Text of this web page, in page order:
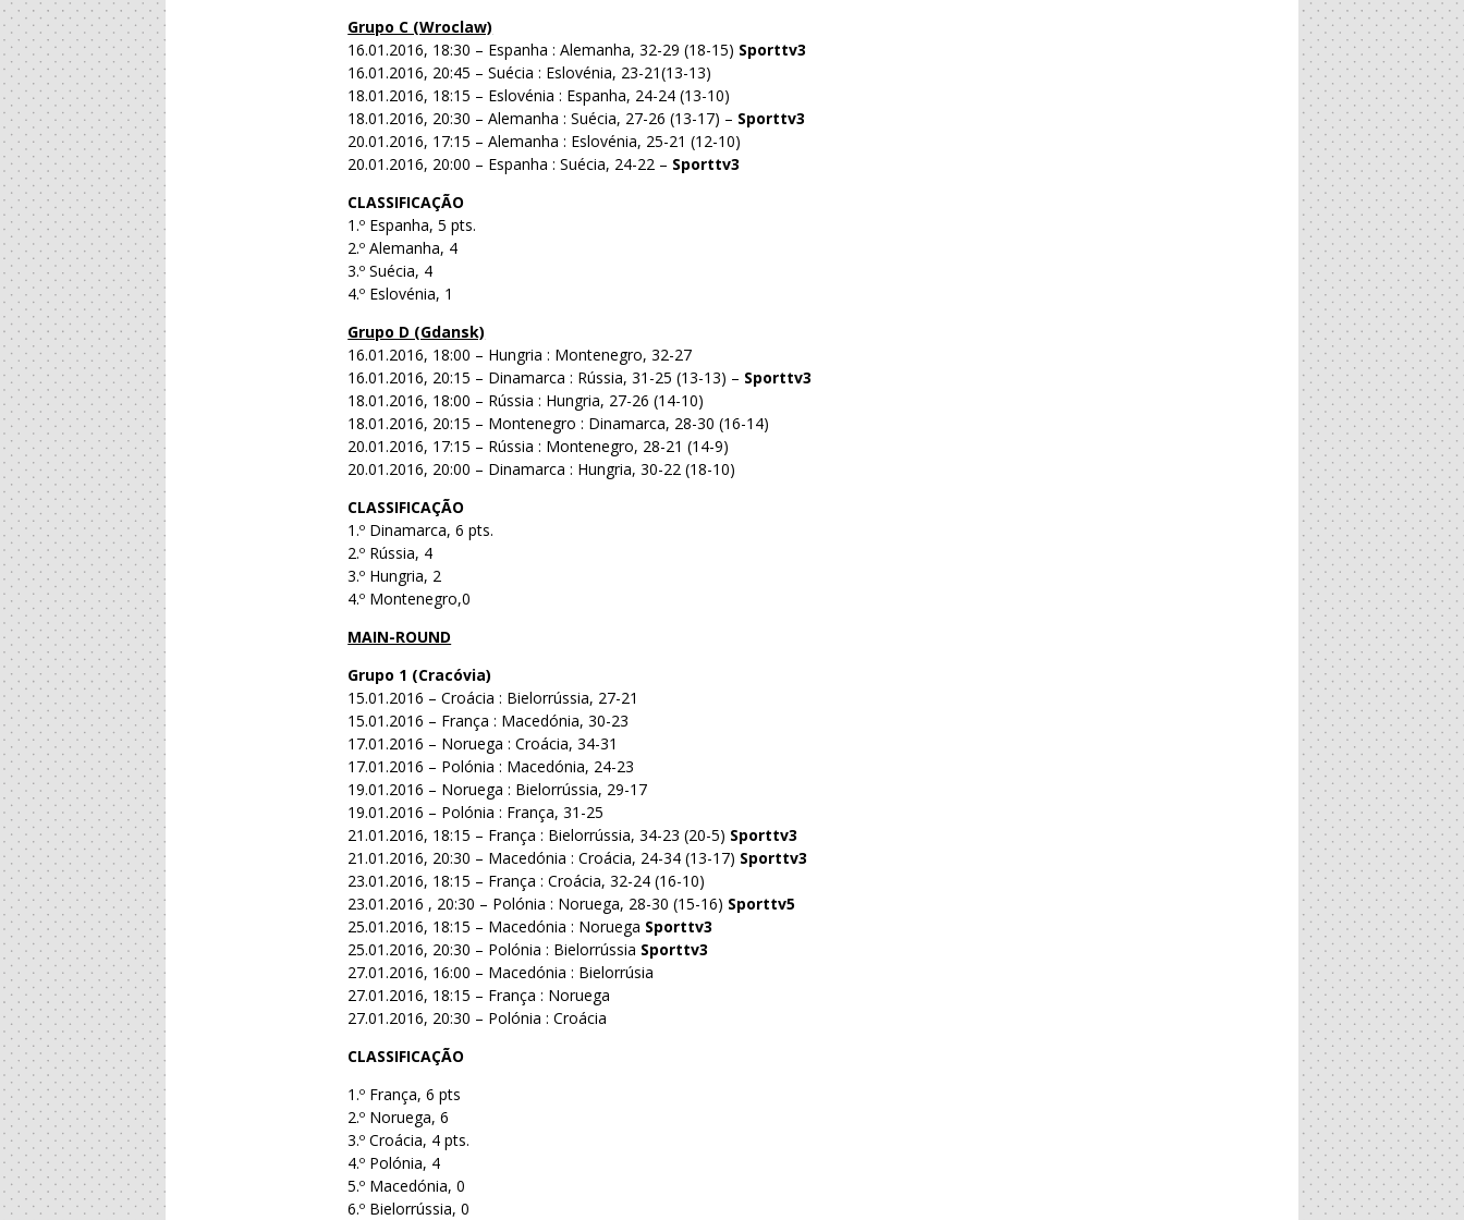
Grupo C (Wroclaw)
16.01.2016, 18:30 – Espanha : Alemanha, 32-29 (18-15) Sporttv3
16.01.2016, 20:45 – Suécia : Eslovénia, 23-21(13-13)
18.01.2016, 18:15 – Eslovénia : Espanha, 24-24 (13-10)
18.01.2016, 20:30 – Alemanha : Suécia, 27-26 (13-17) – Sporttv3
20.01.2016, 17:15 – Alemanha : Eslovénia, 25-21 (12-10)
20.01.2016, 20:00 – Espanha : Suécia, 24-22 – Sporttv3
CLASSIFICAÇÃO
1.º Espanha, 5 pts.
2.º Alemanha, 4
3.º Suécia, 4
4.º Eslovénia, 1
Grupo D (Gdansk)
16.01.2016, 18:00 – Hungria : Montenegro, 32-27
16.01.2016, 20:15 – Dinamarca : Rússia, 31-25 (13-13) – Sporttv3
18.01.2016, 18:00 – Rússia : Hungria, 27-26 (14-10)
18.01.2016, 20:15 – Montenegro : Dinamarca, 28-30 (16-14)
20.01.2016, 17:15 – Rússia : Montenegro, 28-21 (14-9)
20.01.2016, 20:00 – Dinamarca : Hungria, 30-22 (18-10)
CLASSIFICAÇÃO
1.º Dinamarca, 6 pts.
2.º Rússia, 4
3.º Hungria, 2
4.º Montenegro,0
MAIN-ROUND
Grupo 1 (Cracóvia)
15.01.2016 – Croácia : Bielorrússia, 27-21
15.01.2016 – França : Macedónia, 30-23
17.01.2016 – Noruega : Croácia, 34-31
17.01.2016 – Polónia : Macedónia, 24-23
19.01.2016 – Noruega : Bielorrússia, 29-17
19.01.2016 – Polónia : França, 31-25
21.01.2016, 18:15 – França : Bielorrússia, 34-23 (20-5) Sporttv3
21.01.2016, 20:30 – Macedónia : Croácia, 24-34 (13-17) Sporttv3
23.01.2016, 18:15 – França : Croácia, 32-24 (16-10)
23.01.2016 , 20:30 – Polónia : Noruega, 28-30 (15-16) Sporttv5
25.01.2016, 18:15 – Macedónia : Noruega Sporttv3
25.01.2016, 20:30 – Polónia : Bielorrússia Sporttv3
27.01.2016, 16:00 – Macedónia : Bielorrúsia
27.01.2016, 18:15 – França : Noruega
27.01.2016, 20:30 – Polónia : Croácia
CLASSIFICAÇÃO
1.º França, 6 pts
2.º Noruega, 6
3.º Croácia, 4 pts.
4.º Polónia, 4
5.º Macedónia, 0
6.º Bielorrússia, 0